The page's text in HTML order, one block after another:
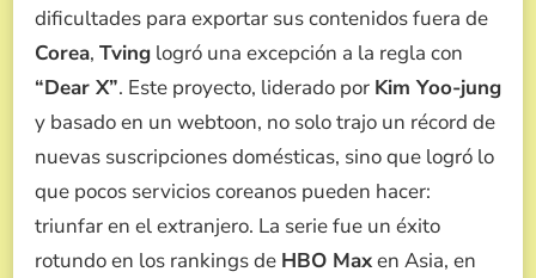
dificultades para exportar sus contenidos fuera de
Corea, Tving logró una excepción a la regla con
“Dear X”. Este proyecto, liderado por Kim Yoo-jung
y basado en un webtoon, no solo trajo un récord de
nuevas suscripciones domésticas, sino que logró lo
que pocos servicios coreanos pueden hacer:
triunfar en el extranjero. La serie fue un éxito
rotundo en los rankings de HBO Maxen Asia, en